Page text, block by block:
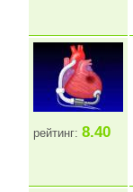
рейтинг: 8.40